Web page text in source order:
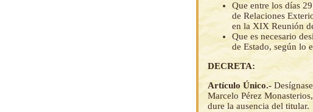
Que entre los días
de Relaciones
en la XIX Reunión
Que es necesario
de Estado, según lo
DECRETA:
Artículo Único.-
Marcelo Pérez
dure la ausencia del titular.